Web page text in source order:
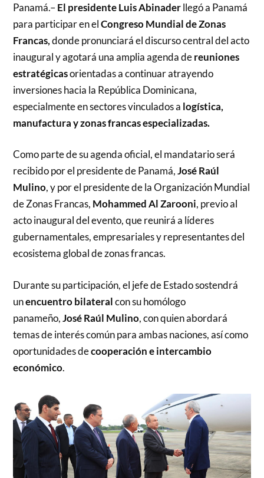
Panamá.–El presidente Luis Abinaderllegó a Panamá
para participar en elCongreso Mundial de Zonas
Francas,donde pronunciará el discurso central del acto
inaugural y agotará una amplia agenda dereuniones
estratégicasorientadas a continuar atrayendo
inversiones hacia la República Dominicana,
especialmente en sectores vinculados a logística,
manufactura y zonas francas especializadas.
Como parte de su agenda oficial, el mandatario será
recibido por el presidente de Panamá,José Raúl
Mulino, y por el presidente de la Organización Mundial
de Zonas Francas, Mohammed Al Zarooni, previo al
acto inaugural del evento, que reunirá a líderes
gubernamentales, empresariales y representantes del
ecosistema global de zonas francas.
Durante su participación, el jefe de Estado sostendrá
unencuentro bilateralcon su homólogo
panameño,José Raúl Mulino, con quien abordará
temas de interés común para ambas naciones, así como
oportunidades decooperación e intercambio
económico.